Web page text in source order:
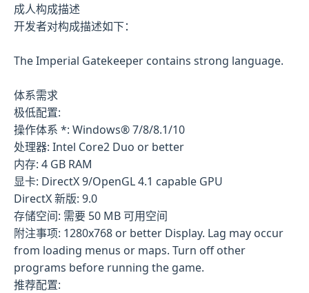
成人构成描述
开发者对构成描述如下：
The Imperial Gatekeeper contains strong language.
体系需求
极低配置:
操作体系 *: Windows® 7/8/8.1/10
处理器: Intel Core2 Duo or better
内存: 4 GB RAM
显卡: DirectX 9/OpenGL 4.1 capable GPU
DirectX 新版: 9.0
存储空间: 需要 50 MB 可用空间
附注事项: 1280x768 or better Display. Lag may occur
from loading menus or maps. Turn off other
programs before running the game.
推荐配置: